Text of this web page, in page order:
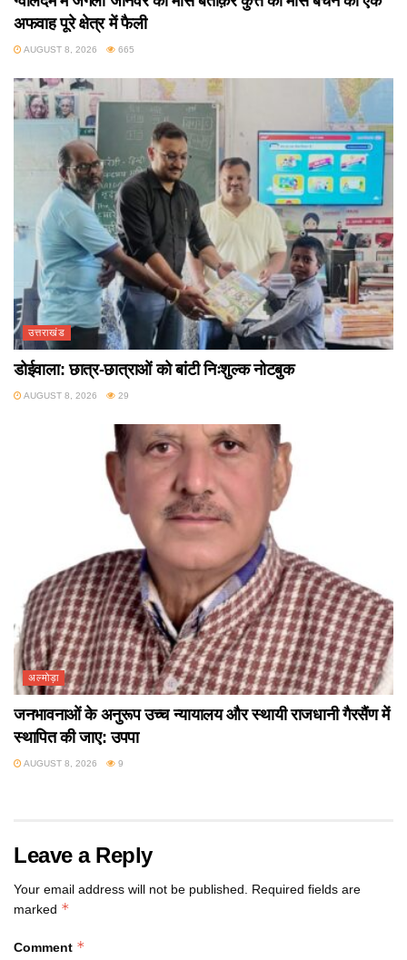
अफवाह पूरे क्षेत्र में फैली
AUGUST 8, 2026 665
उत्तराखंड
डोईवाला: छात्र-छात्राओं को बांटी निःशुल्क नोटबुक
AUGUST 8, 2026 29
अल्मोड़ा
जनभावनाओं के अनुरूप उच्च न्यायालय और स्थायी राजधानी गैरसैंण में
स्थापित की जाए: उपपा
AUGUST 8, 2026 9
Leave a Reply
Your email address will not be published. Required fields are
marked *
Comment *